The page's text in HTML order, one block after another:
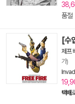
품절
[수
제프
가)
택배